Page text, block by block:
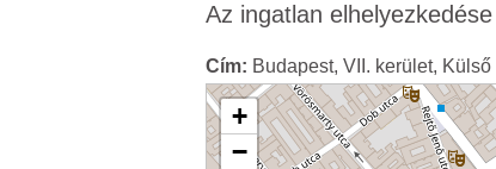
Az ingatlan elhelyezkedése
Cím: Budapest, VII. kerület,
+
−